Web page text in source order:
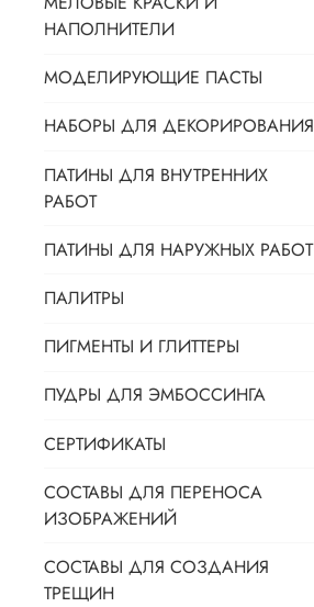
НАПОЛНИТЕЛИ
МОДЕЛИРУЮЩИЕ ПАСТЫ
НАБОРЫ ДЛЯ ДЕКОРИРОВАНИЯ
ПАТИНЫ ДЛЯ ВНУТРЕННИХ
РАБОТ
ПАТИНЫ ДЛЯ НАРУЖНЫХ РАБОТ
ПАЛИТРЫ
ПИГМЕНТЫ И ГЛИТТЕРЫ
ПУДРЫ ДЛЯ ЭМБОССИНГА
СЕРТИФИКАТЫ
СОСТАВЫ ДЛЯ ПЕРЕНОСА
ИЗОБРАЖЕНИЙ
СОСТАВЫ ДЛЯ СОЗДАНИЯ
ТРЕЩИН